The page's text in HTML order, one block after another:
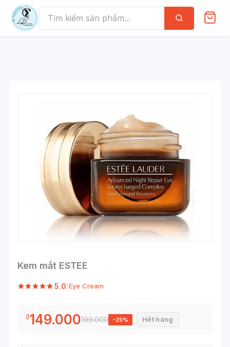
Skip
content
Tìm
kiếm
Kem mắt ESTEE
5.0 |Eye Cream
₫149.000199.000 -25% Hết hàng